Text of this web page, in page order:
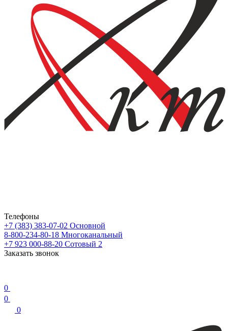
Телефоны
+7 (383) 383-07-02 Основной
8-800-234-80-18 Многоканальный
+7 923 000-88-20 Сотовый 2
Заказать звонок
0
0
0